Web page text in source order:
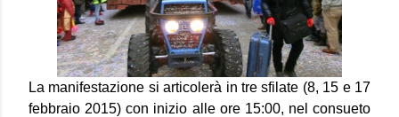
La manifestazione si articolerà in tre sfilate (8, 15 e 17
febbraio 2015) con inizio alle ore 15:00, nel consueto